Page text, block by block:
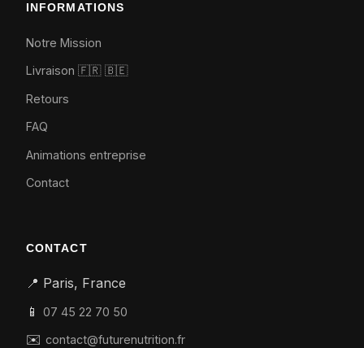
INFORMATIONS
Notre Mission
Livraison 🇫🇷 🇧🇪
Retours
FAQ
Animations entreprise
Contact
CONTACT
📍 Paris, France
📱 07 45 22 70 50
✉️ contact@futurenutrition.fr